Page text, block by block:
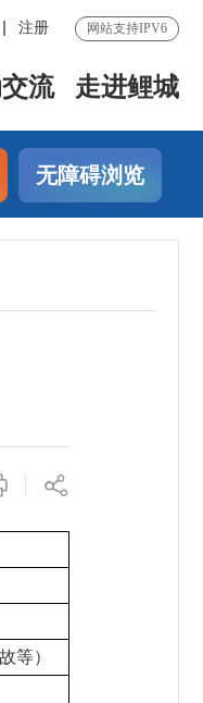
注册 网站支持IPV6
流 走进鲤城
无障碍浏览
等）